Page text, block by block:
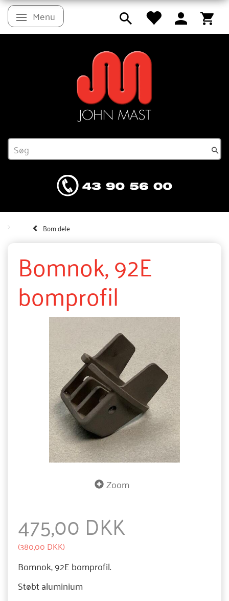
Skifte navigation
Menu
Bom dele
Bomnok, 92E
bomprofil
Zoom
475,00 DKK
(380,00 DKK)
Bomnok, 92E bomprofil.
Støbt aluminium